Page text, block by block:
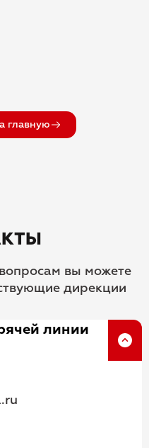
главную
вы можете
дирекции
линии